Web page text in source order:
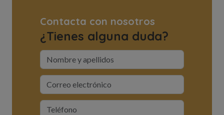
Contacta con nosotros
¿Tienes alguna duda?